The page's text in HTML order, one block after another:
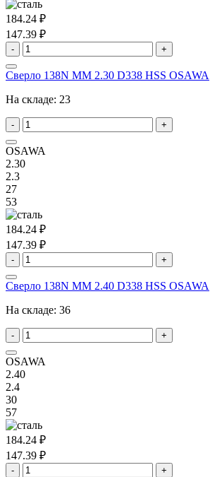
184.24 ₽
147.39 ₽
- +
Сверло 138N MM 2.30 D338 HSS OSAWA
На складе: 23
- +
OSAWA
2.30
2.3
27
53
184.24 ₽
147.39 ₽
- +
Сверло 138N MM 2.40 D338 HSS OSAWA
На складе: 36
- +
OSAWA
2.40
2.4
30
57
184.24 ₽
147.39 ₽
- +